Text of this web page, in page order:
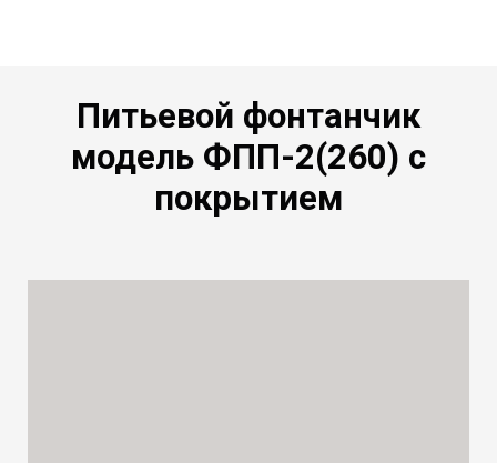
Питьевой фонтанчик
модель ФПП-2(260) с
покрытием